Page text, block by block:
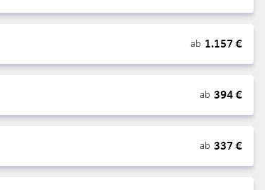
ab 1.157 €
ab 394€
ab 337 €